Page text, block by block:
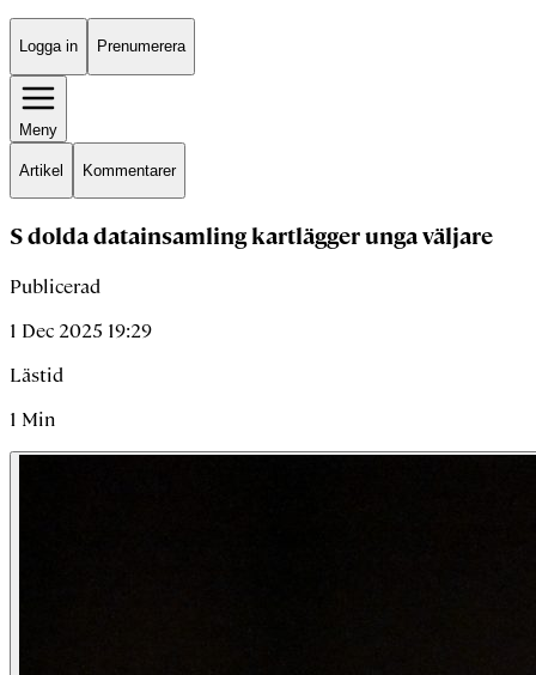
Logga in Prenumerera
Meny
Artikel Kommentarer
S dolda datainsamling kartlägger unga väljare
Publicerad
1 Dec 2025 19:29
Lästid
1 Min